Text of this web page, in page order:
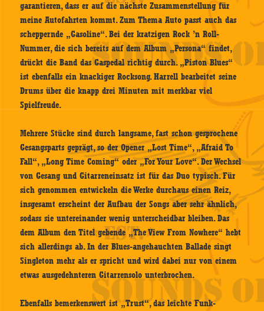
garantieren, dass er auf die nächste Zusammenstellung für
meine Autofahrten kommt. Zum Thema Auto passt auch das
scheppernde „Gasoline“. Bei der kratzigen Rock ’n Roll-
Nummer, die sich bereits auf dem Album „Persona“ findet,
drückt die Band das Gaspedal richtig durch. „Piston Blues“
ist ebenfalls ein knackiger Rocksong. Harrell bearbeitet seine
Drums über die knapp drei Minuten mit merkbar viel
Spielfreude.
Mehrere Stücke sind durch langsame, fast schon gesprochene
Gesangsparts geprägt, so der Opener „Lost Time“, „Afraid To
Fall“, „Long Time Coming“ oder „For Your Love“. Der Wechsel
von Gesang und Gitarreneinsatz ist für das Duo typisch. Für
sich genommen entwickeln die Werke durchaus einen Reiz,
insgesamt erscheint der Aufbau der Songs aber sehr ähnlich,
sodass sie untereinander wenig unterscheidbar bleiben. Das
dem Album den Titel gebende „The View From Nowhere“ hebt
sich allerdings ab. In der Blues-angehauchten Ballade singt
Singleton mehr als er spricht und wird dabei nur von einem
etwas ausgedehnteren Gitarrensolo unterbrochen.
Ebenfalls bemerkenswert ist „Trust“, das leichte Funk-